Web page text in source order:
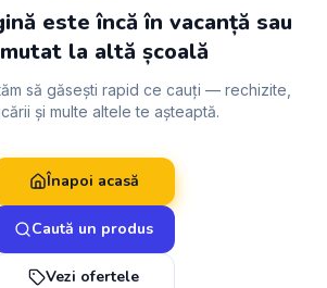
este încă în vacanță sau
la altă școală
să găsești rapid ce cauți — rechizite,
și multe altele te așteaptă.
Înapoi acasă
Caută un produs
Vezi ofertele